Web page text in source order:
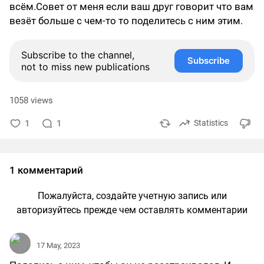
всём.Совет от меня если ваш друг говорит что вам
везёт больше с чем-то то поделитесь с ним этим.
Subscribe to the channel,
not to miss new publications
Subscribe
1058 views
1 1 Statistics
1 комментарий
Пожалуйста, создайте учетную запись или
авторизуйтесь прежде чем оставлять комментарии
17 May, 2023